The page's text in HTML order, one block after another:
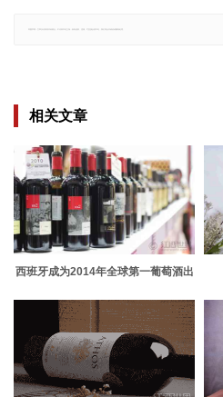
相关文章
西班牙成为2014年全球第一葡萄酒出